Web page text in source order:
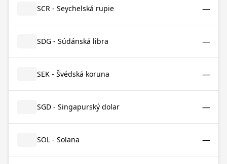
SCR - Seychelská rupie —
SDG - Súdánská libra —
SEK - Švédská koruna —
SGD - Singapurský dolar —
SOL - Solana —